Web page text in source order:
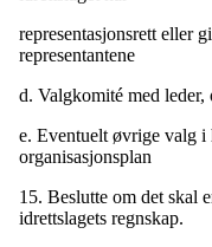
representasjonsrett eller
representantene
d. Valgkomité med leder,
e. Eventuelt øvrige valg i
organisasjonsplan
15. Beslutte om det skal
idrettslagets regnskap.